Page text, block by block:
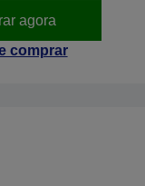
agora
comprar